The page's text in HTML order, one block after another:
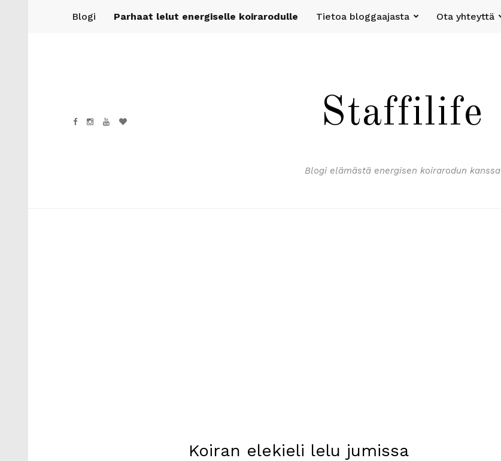
Blogi Parhaat lelut energiselle koirarodulle Tietoa bloggaajasta Ota yhteyttä
Staffilife
Blogi elämästä energisen koirarodun kanssa
Koiran elekieli lelu jumissa